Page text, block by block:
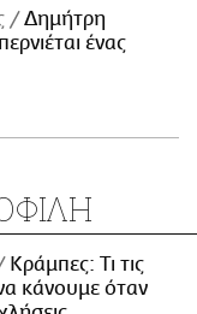
Δημήτρη
ένας
Κράμπες: Τι τις
κάνουμε όταν